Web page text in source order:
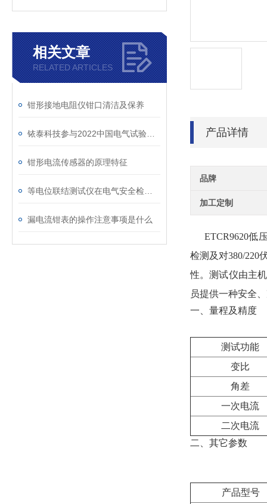
相关文章
RELATED ARTICLES
钳形接地电阻仪钳口清洁及保养
钳形电流传感器的原理特征
漏电流钳表的操作注意事项是什么
产品详情
品牌
加工定制
ETCR9620低
检测及对380/220
性。测试仪由主
员提供一种安全
一、量程及精度
测试功能
变比
角差
一次电流
二次电流
二、其它参数
产品型号